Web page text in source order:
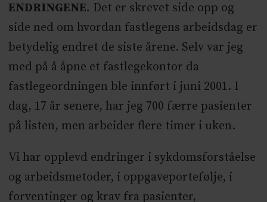
ENDRINGENE. Det er skrevet side opp og
side ned om hvordan fastlegens arbeidsdag er
betydelig endret de siste årene. Selv var jeg
med på å åpne et fastlegekontor da
fastlegeordningen ble innført i juni 2001. I
dag, 17 år senere, har jeg 700 færre pasienter
på listen, men arbeider flere timer i uken.
Vi har opplevd endringer i sykdomsforståelse
og arbeidsmetoder, i oppgaveportefølje, i
forventinger og krav fra pasienter,